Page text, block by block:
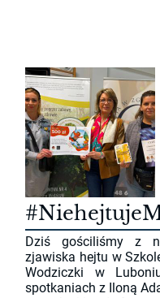
Dziś gościliśmy z
zjawiska hejtu w
Wodziczki w
spotkaniach z Iloną